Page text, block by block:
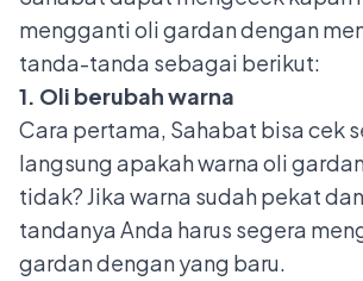
mengganti oli gardan dengan
tanda-tanda sebagai berikut:
1. Oli berubah warna
Cara pertama, Sahabat bisa cek
langsung apakah warna oli
tidak? Jika warna sudah pekat
tandanya Anda harus segera
gardan dengan yang baru.